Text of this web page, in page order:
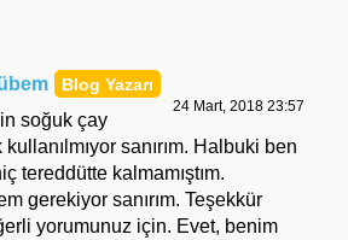
24 Mart, 2018 23:57
soğuk çay
sanırım. Halbuki ben
tereddütte kalmamıştım.
gerekiyor sanırım. Teşekkür
yorumunuz için. Evet, benim